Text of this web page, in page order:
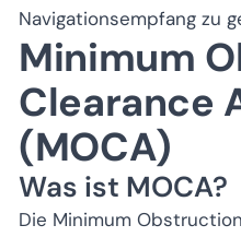
Navigationsempfang zu
Minimum
Clearance
(MOCA)
Was ist MOCA?
Die Minimum